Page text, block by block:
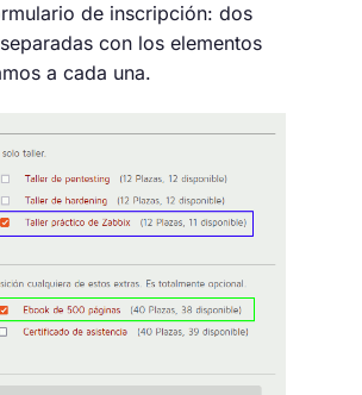
de inscripción: dos
con los elementos
a cada una.